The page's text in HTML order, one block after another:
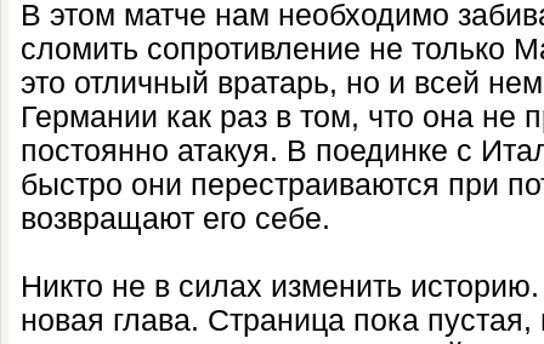
В этом матче нам необходимо
сломить сопротивление не только
это отличный вратарь, но и всей
Германии как раз в том, что она не
постоянно атакуя. В поединке с
быстро они перестраиваются при
возвращают его себе.
Никто не в силах изменить
новая глава. Страница пока